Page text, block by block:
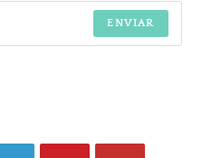
ENVIAR